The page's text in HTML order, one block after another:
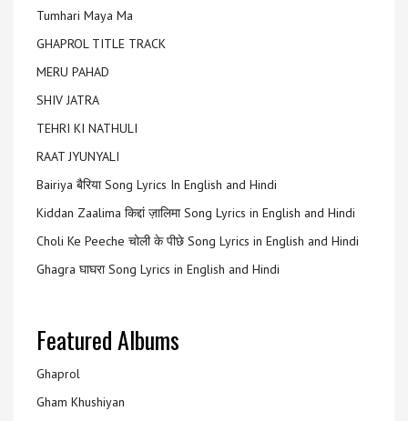
Tumhari Maya Ma
GHAPROL TITLE TRACK
MERU PAHAD
SHIV JATRA
TEHRI KI NATHULI
RAAT JYUNYALI
Bairiya बैरिया Song Lyrics In English and Hindi
Kiddan Zaalima किद्दां ज़ालिमा Song Lyrics in English and Hindi
Choli Ke Peeche चोली के पीछे Song Lyrics in English and Hindi
Ghagra घाघरा Song Lyrics in English and Hindi
Featured Albums
Ghaprol
Gham Khushiyan